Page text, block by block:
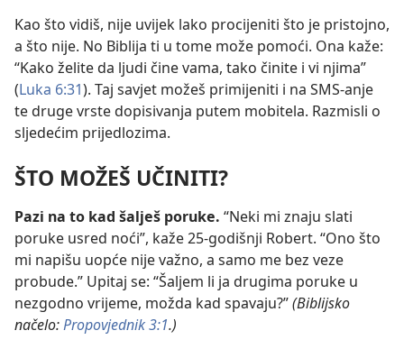
Kao što vidiš, nije uvijek lako procijeniti što je pristojno,
a što nije. No Biblija ti u tome može pomoći. Ona kaže:
“Kako želite da ljudi čine vama, tako činite i vi njima”
(Luka 6:31). Taj savjet možeš primijeniti i na SMS-anje
te druge vrste dopisivanja putem mobitela. Razmisli o
sljedećim prijedlozima.
ŠTO MOŽEŠ UČINITI?
Pazi na to kad šalješ poruke. “Neki mi znaju slati
poruke usred noći”, kaže 25-godišnji Robert. “Ono što
mi napišu uopće nije važno, a samo me bez veze
probude.” Upitaj se: “Šaljem li ja drugima poruke u
nezgodno vrijeme, možda kad spavaju?”(Biblijsko
načelo:Propovjednik 3:1.)